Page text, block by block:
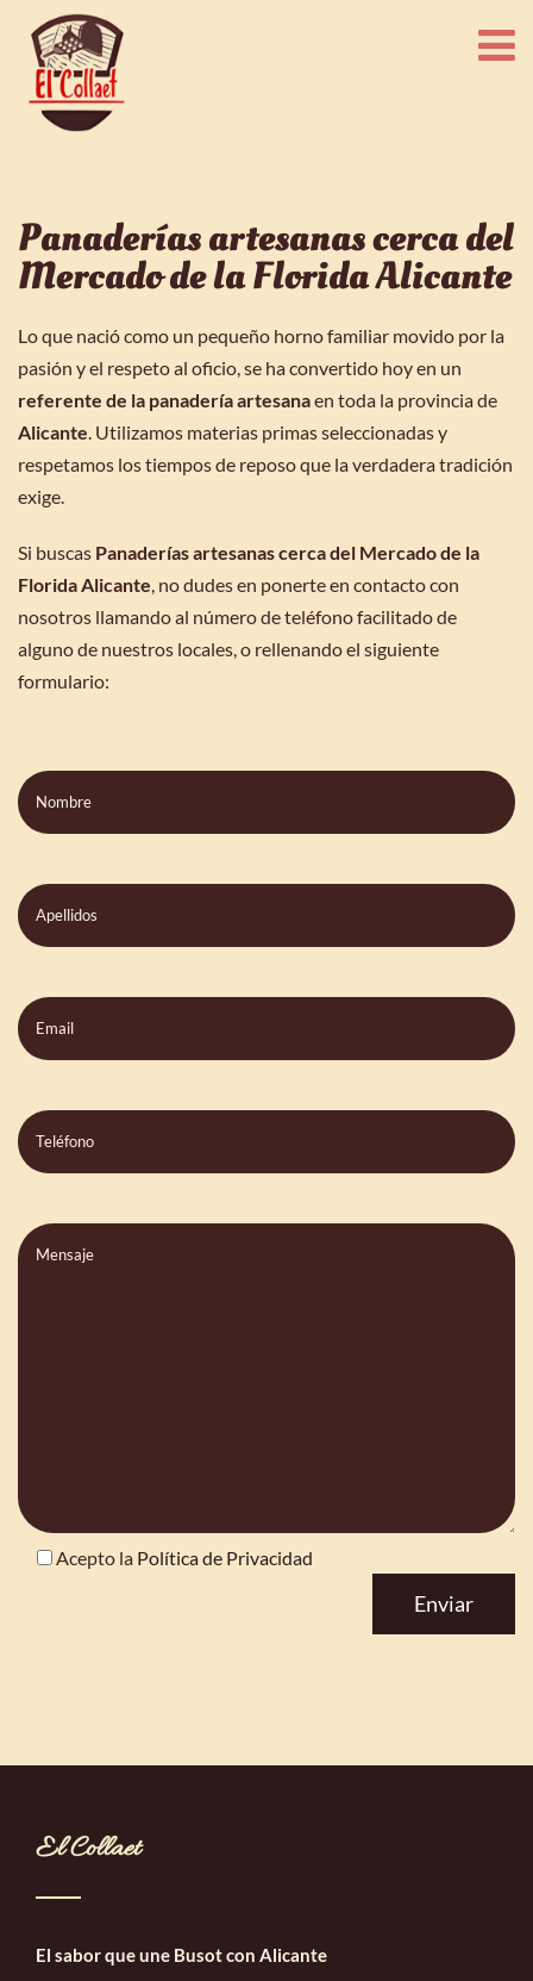
Panaderías artesanas cerca del
Mercado de la Florida Alicante
Lo que nació como un pequeño horno familiar movido por la
pasión y el respeto al oficio, se ha convertido hoy en un
referente de la panadería artesanaen toda la provincia de
Alicante. Utilizamos materias primas seleccionadas y
respetamos los tiempos de reposo que la verdadera tradición
exige.
Si buscas Panaderías artesanas cerca del Mercado de la
Florida Alicante, no dudes en ponerte en contacto con
nosotros llamando al número de teléfono facilitado de
alguno de nuestros locales, o rellenando el siguiente
formulario:
Acepto la Política de Privacidad
El Collaet
El sabor que une Busot con Alicante